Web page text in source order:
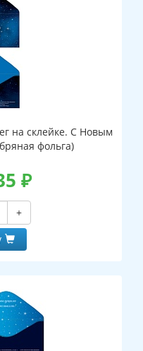
на склейке. С Новым
фольга)
₽
+